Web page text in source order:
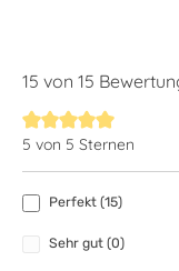
15 von 15
Durchschnittliche
5 von 5 Sternen
Perfekt (15)
Sehr gut (0)